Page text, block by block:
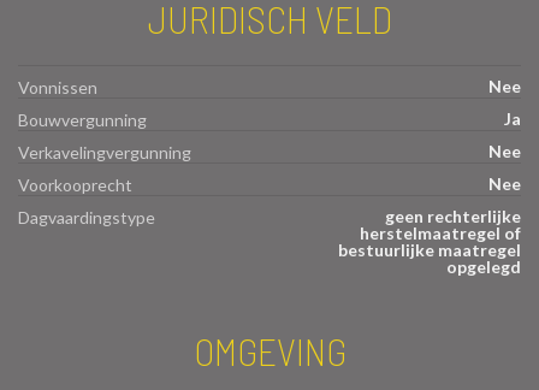
JURIDISCH VELD
Vonnissen
Nee
Bouwvergunning
Ja
Verkavelingvergunning
Nee
Voorkooprecht
Nee
Dagvaardingstype
geen rechterlijke
herstelmaatregel of
bestuurlijke maatregel
opgelegd
OMGEVING